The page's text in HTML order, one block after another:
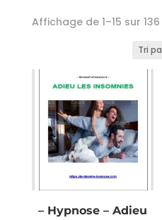
Affichage de 1–15 sur
– Hypnose – Adieu